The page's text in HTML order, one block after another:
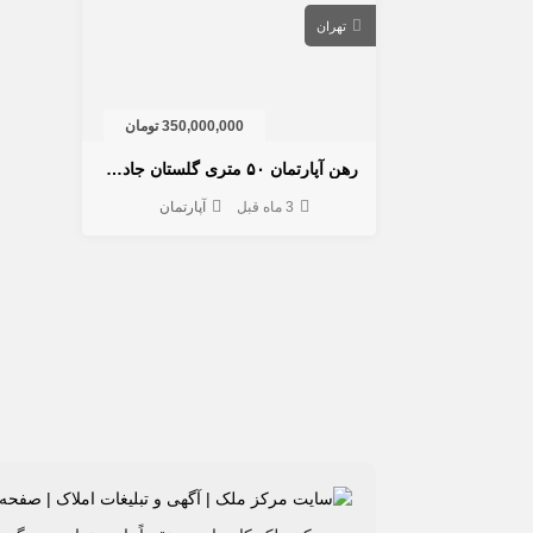
تهران
350,000,000 تومان
رهن آپارتمان ۵۰ متری گلستان جاده ساوه بهارستان
3 ماه قبل آپارتمان